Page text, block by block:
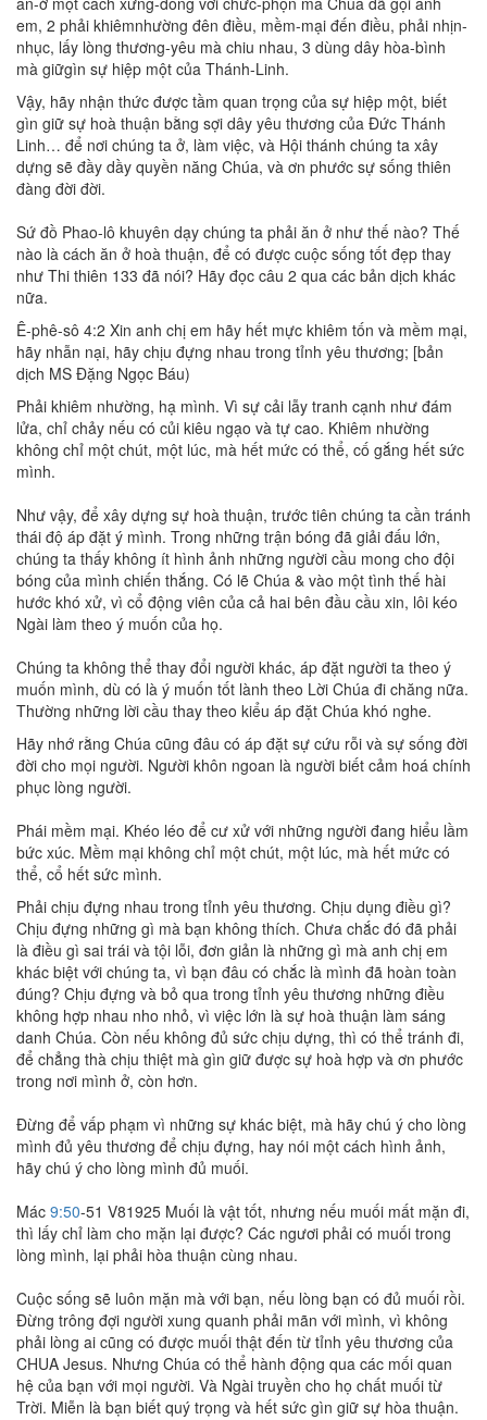
em, 2 phải khiêmnhường đên điều, mềm-mại đến điều, phải nhịn-
nhục, lấy lòng thương-yêu mà chiu nhau, 3 dùng dây hòa-bình
mà giữgìn sự hiệp một của Thánh-Linh.
Vậy, hãy nhận thức được tầm quan trọng của sự hiệp một, biết
gìn giữ sự hoà thuận bằng sợi dây yêu thương của Đức Thánh
Linh… để nơi chúng ta ở, làm việc, và Hội thánh chúng ta xây
dựng sẽ đầy dầy quyền năng Chúa, và ơn phước sự sống thiên
đàng đời đời.
Sứ đồ Phao-lô khuyên dạy chúng ta phải ăn ở như thế nào? Thế
nào là cách ăn ở hoà thuận, để có được cuộc sống tốt đẹp thay
như Thi thiên 133 đã nói? Hãy đọc câu 2 qua các bản dịch khác
nữa.
Ê-phê-sô 4:2 Xin anh chị em hãy hết mực khiêm tốn và mềm mại,
hãy nhẫn nại, hãy chịu đựng nhau trong tỉnh yêu thương; [bản
dịch MS Đặng Ngọc Báu)
Phải khiêm nhường, hạ mình. Vì sự cải lẫy tranh cạnh như đám
lửa, chỉ chảy nếu có củi kiêu ngạo và tự cao. Khiêm nhường
không chỉ một chút, một lúc, mà hết mức có thể, cố gắng hết sức
mình.
Như vậy, để xây dựng sự hoà thuận, trước tiên chúng ta cần tránh
thái độ áp đặt ý mình. Trong những trận bóng đã giải đấu lớn,
chúng ta thấy không ít hình ảnh những người cầu mong cho đội
bóng của mình chiến thắng. Có lẽ Chúa & vào một tình thế hài
hước khó xử, vì cổ động viên của cả hai bên đầu cầu xin, lôi kéo
Ngài làm theo ý muốn của họ.
Chúng ta không thể thay đổi người khác, áp đặt người ta theo ý
muốn mình, dù có là ý muốn tốt lành theo Lời Chúa đi chăng nữa.
Thường những lời cầu thay theo kiểu áp đặt Chúa khó nghe.
Hãy nhớ rằng Chúa cũng đâu có áp đặt sự cứu rỗi và sự sống đời
đời cho mọi người. Người khôn ngoan là người biết cảm hoá chính
phục lòng người.
Phái mềm mại. Khéo léo để cư xử với những người đang hiểu lầm
bức xúc. Mềm mại không chỉ một chút, một lúc, mà hết mức có
thể, cổ hết sức mình.
Phải chịu đựng nhau trong tỉnh yêu thương. Chịu dụng điều gì?
Chịu đựng những gì mà bạn không thích. Chưa chắc đó đã phải
là điều gì sai trái và tội lỗi, đơn giản là những gì mà anh chị em
khác biệt với chúng ta, vì bạn đâu có chắc là mình đã hoàn toàn
đúng? Chịu đựng và bỏ qua trong tỉnh yêu thương những điều
không hợp nhau nho nhỏ, vì việc lớn là sự hoà thuận làm sáng
danh Chúa. Còn nếu không đủ sức chịu dựng, thì có thể tránh đi,
để chẳng thà chịu thiệt mà gìn giữ được sự hoà hợp và ơn phước
trong nơi mình ở, còn hơn.
Đừng để vấp phạm vì những sự khác biệt, mà hãy chú ý cho lòng
mình đủ yêu thương để chịu đựng, hay nói một cách hình ảnh,
hãy chú ý cho lòng mình đủ muối.
Mác 9:50-51 V81925 Muối là vật tốt, nhưng nếu muối mất mặn đi,
thì lấy chỉ làm cho mặn lại được? Các ngươi phải có muối trong
lòng mình, lại phải hòa thuận cùng nhau.
Cuộc sống sẽ luôn mặn mà với bạn, nếu lòng bạn có đủ muối rồi.
Đừng trông đợi người xung quanh phải mãn với mình, vì không
phải lòng ai cũng có được muối thật đến từ tỉnh yêu thương của
CHUA Jesus. Nhưng Chúa có thể hành động qua các mối quan
hệ của bạn với mọi người. Và Ngài truyền cho họ chất muối từ
Trời. Miễn là bạn biết quý trọng và hết sức gìn giữ sự hòa thuận.